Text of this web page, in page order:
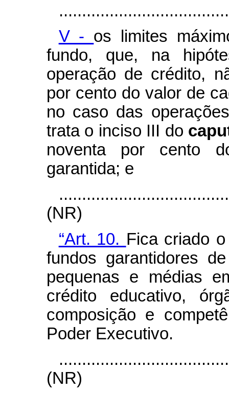
V - os limites
fundo, que, na
operação de crédito,
por cento do valor de
no caso das
trata o inciso III do
noventa por cento
garantida; e
(NR)
“Art. 10. Fica criado
fundos garantidores
pequenas e médias
crédito educativo,
composição e
Poder Executivo.
(NR)